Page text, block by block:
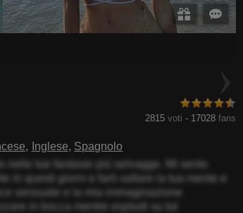
2815 voti - 17028 fans
Inglese Spagnolo
nelle tue fantasie più selvagge. Mi sento
in questi giorni e farò saltare la tua mente e
sensuale e la mia immaginazione
in bocca mentre esplodi su tut